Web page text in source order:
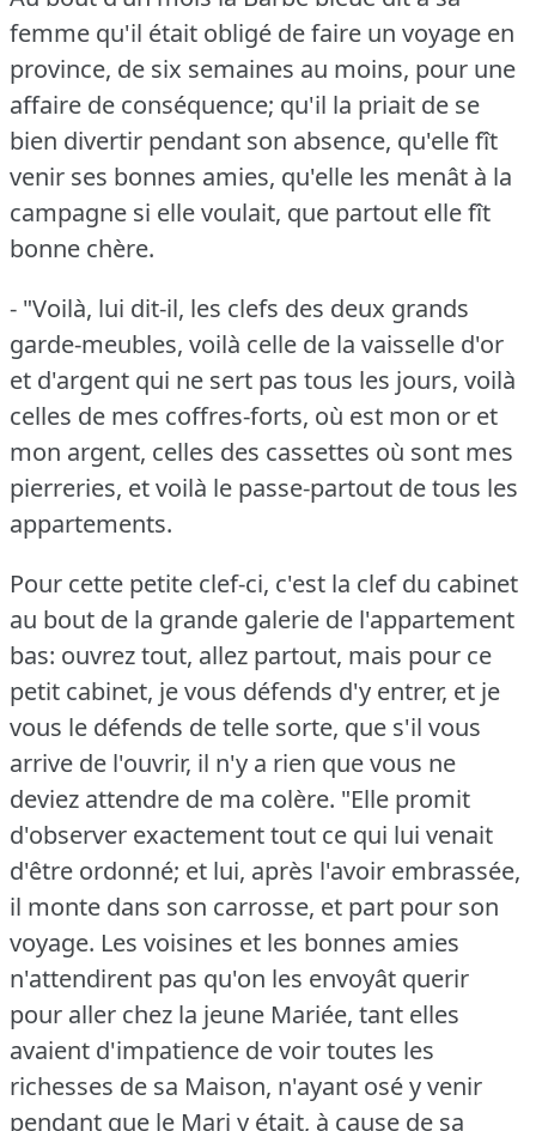
femme qu'il était obligé de faire un voyage en
province, de six semaines au moins, pour une
affaire de conséquence; qu'il la priait de se
bien divertir pendant son absence, qu'elle fît
venir ses bonnes amies, qu'elle les menât à la
campagne si elle voulait, que partout elle fît
bonne chère.
- "Voilà, lui dit-il, les clefs des deux grands
garde-meubles, voilà celle de la vaisselle d'or
et d'argent qui ne sert pas tous les jours, voilà
celles de mes coffres-forts, où est mon or et
mon argent, celles des cassettes où sont mes
pierreries, et voilà le passe-partout de tous les
appartements.
Pour cette petite clef-ci, c'est la clef du cabinet
au bout de la grande galerie de l'appartement
bas: ouvrez tout, allez partout, mais pour ce
petit cabinet, je vous défends d'y entrer, et je
vous le défends de telle sorte, que s'il vous
arrive de l'ouvrir, il n'y a rien que vous ne
deviez attendre de ma colère. "Elle promit
d'observer exactement tout ce qui lui venait
d'être ordonné; et lui, après l'avoir embrassée,
il monte dans son carrosse, et part pour son
voyage. Les voisines et les bonnes amies
n'attendirent pas qu'on les envoyât querir
pour aller chez la jeune Mariée, tant elles
avaient d'impatience de voir toutes les
richesses de sa Maison, n'ayant osé y venir
pendant que le Mari y était, à cause de sa